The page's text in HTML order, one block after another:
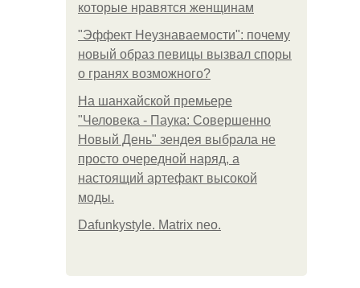
которые нравятся женщинам
"Эффект Неузнаваемости": почему
новый образ певицы вызвал споры
о гранях возможного?
На шанхайской премьере
"Человека - Паука: Совершенно
Новый День" зендея выбрала не
просто очередной наряд, а
настоящий артефакт высокой
моды.
Dafunkystyle. Matrix neo.